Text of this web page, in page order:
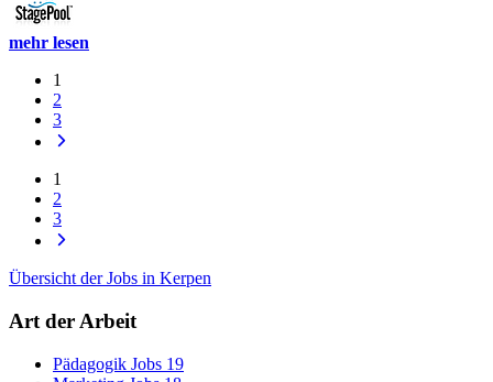
mehr lesen
1
2
3
1
2
3
Übersicht der Jobs in Kerpen
Art der Arbeit
Pädagogik Jobs 19